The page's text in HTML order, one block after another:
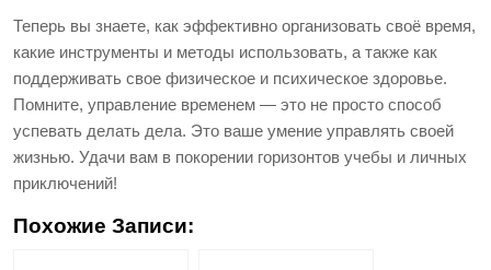
Теперь вы знаете, как эффективно организовать своё время,
какие инструменты и методы использовать, а также как
поддерживать свое физическое и психическое здоровье.
Помните, управление временем — это не просто способ
успевать делать дела. Это ваше умение управлять своей
жизнью. Удачи вам в покорении горизонтов учебы и личных
приключений!
Похожие Записи: